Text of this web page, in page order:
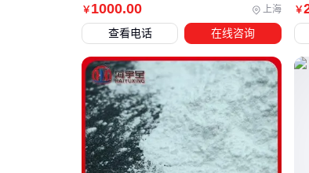
￥ 1000.00 上海
查看电话 在线咨询
￥